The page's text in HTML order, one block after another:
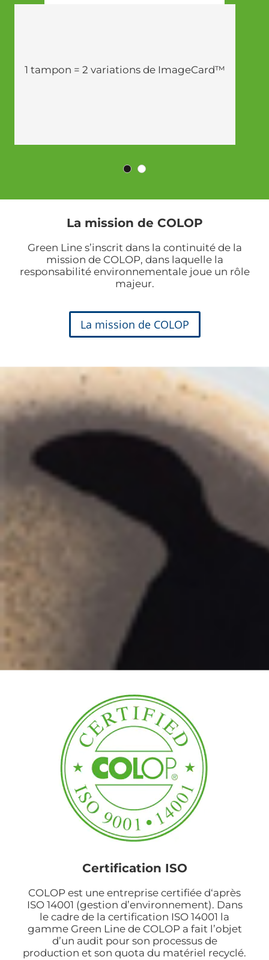
1 tampon = 2 variations de ImageCard™
La mission de COLOP
Green Line s’inscrit dans la continuité de la
mission de COLOP, dans laquelle la
responsabilité environnementale joue un rôle
majeur.
La mission de COLOP
Certification ISO
COLOP est une entreprise certifiée d‘après
ISO 14001 (gestion d’environnement). Dans
le cadre de la certification ISO 14001 la
gamme Green Line de COLOP a fait l’objet
d’un audit pour son processus de
production et son quota du matériel recyclé.